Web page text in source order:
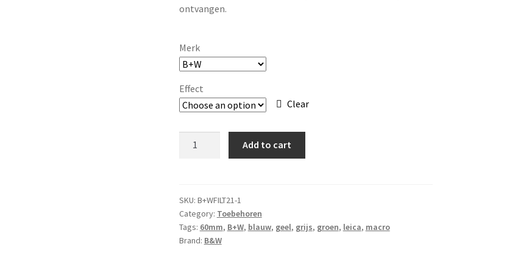
ontvangen.
Merk
Effect
Clear
versies)
quantity
Add to cart
SKU: B+WFILT21-1
Category: Toebehoren
Tags: 60mm, B+W, blauw, geel, grijs, groen, leica, macro
Brand: B&W